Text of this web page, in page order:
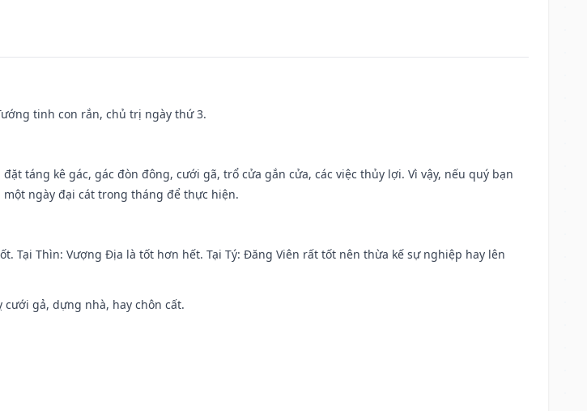
tinh con rắn, chủ trị ngày thứ 3.
táng kê gác, gác đòn đông, cưới gã, trổ cửa gắn cửa, các việc thủy lợi. Vì vậy, nếu quý bạn
ngày đại cát trong tháng để thực hiện.
Tại Thìn: Vượng Địa là tốt hơn hết. Tại Tý: Đăng Viên rất tốt nên thừa kế sự nghiệp hay lên
cưới gả, dựng nhà, hay chôn cất.